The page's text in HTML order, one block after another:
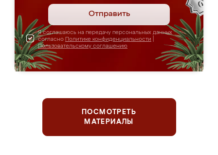
Отправить
Я соглашаюсь на передачу персональных данных
согласно Политике конфиденциальности
Пользовательскому соглашению
ПОСМОТРЕТЬ
МАТЕРИАЛЫ